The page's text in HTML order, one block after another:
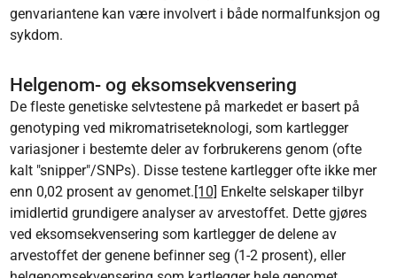
genvariantene kan være involvert i både normalfunksjon og
sykdom.
Helgenom- og eksomsekvensering
De fleste genetiske selvtestene på markedet er basert på
genotyping ved mikromatriseteknologi, som kartlegger
variasjoner i bestemte deler av forbrukerens genom (ofte
kalt "snipper"/SNPs). Disse testene kartlegger ofte ikke mer
enn 0,02 prosent av genomet.[10] Enkelte selskaper tilbyr
imidlertid grundigere analyser av arvestoffet. Dette gjøres
ved eksomsekvensering som kartlegger de delene av
arvestoffet der genene befinner seg (1-2 prosent), eller